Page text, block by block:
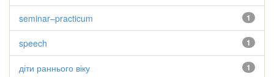
1
seminar–practicum
1
speech
1
діти раннього віку